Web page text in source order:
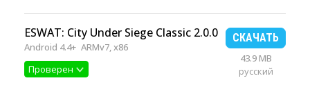
ESWAT: City Under Siege Classic 2.0.0
Android 4.4+ ARMv7, x86
Проверен
СКАЧАТЬ
43.9 MB
русский